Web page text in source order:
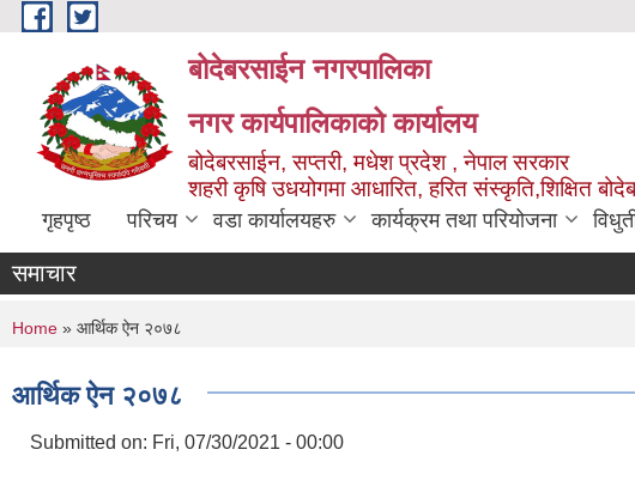
Skip to main content
बोदेबरसाईन नगरपालिका
नगर कार्यपालिकाको कार्यालय
बोदेबरसाईन, सप्तरी, मधेश प्रदेश , नेपाल सरकार
शहरी कृषि उधयोगमा आधारित, हरित संस्कृति,शिक्षित
गृहपृष्ठ परिचय वडा कार्यालयहरु कार्यक्रम तथा परियोजना
समाचार
You are here
Home » आर्थिक ऐन २०७८
आर्थिक ऐन २०७८
Submitted on: Fri, 07/30/2021 - 00:00